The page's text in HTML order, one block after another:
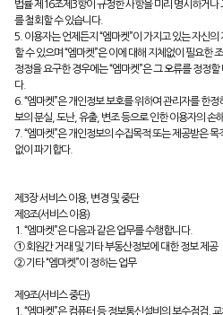
법률 제16조제3항이 규정한 사항을 미리 명시하거나
를 철회할 수 있습니다.
5. 이용자는 언제든지 “엠마켓”이 가지고 있는 자신
할 수 있으며 “엠마켓”은 이에 대해 지체없이 필요한
정정을 요구한 경우에는 “엠마켓”은 그 오류를 정정
다.
6. “엠마켓”은 개인정보 보호를 위하여 관리자를 한
보의 분실, 도난, 유출, 변조 등으로 인한 이용자의 손
7. “엠마켓”은 개인정보의 수집목적 또는 제공받은
없이 파기합다.
제3장 서비스 이용, 변경 및 중단
제8조(서비스 이용)
1. “엠마켓”은 다음과 같은 업무를 수행합니다.
① 회원간 거래 및 기타 부동산정보에 대한 정보 제공
② 기타 “엠마켓”이 정하는 업무
제9조(서비스 중단)
1. “엠마켓”은 컴퓨터 등 정보통신설비의 보수점검,